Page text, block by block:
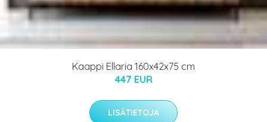
Kaappi Ellaria 160x42x75 cm
447 EUR
LISÄTIETOJA